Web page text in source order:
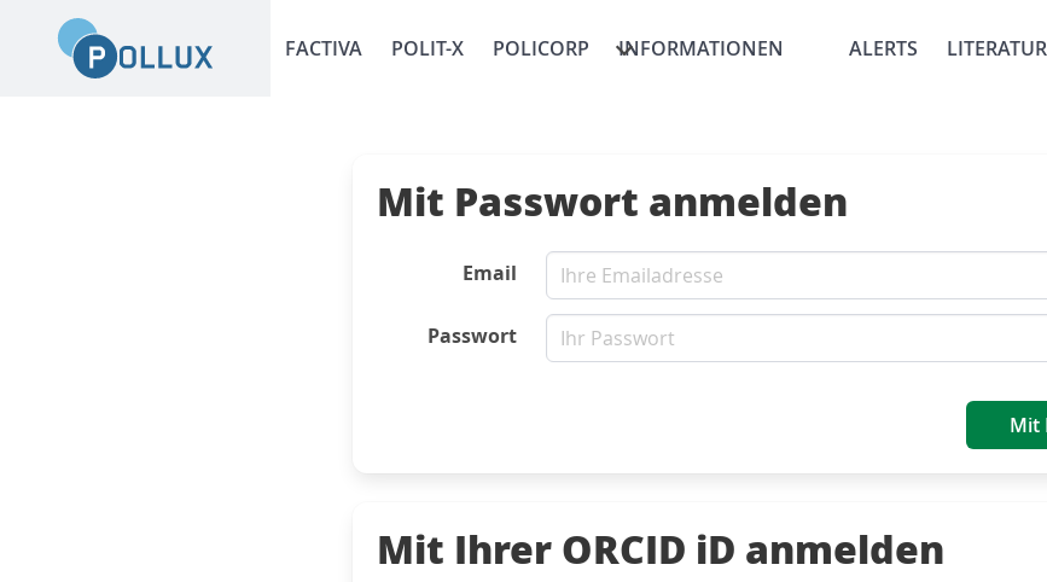
FACTIVA POLIT-X POLICORP INFORMATIONEN ALERTS
Mit Passwort anmelden
Email
Passwort
Mit
Mit Ihrer ORCID iD anmelden